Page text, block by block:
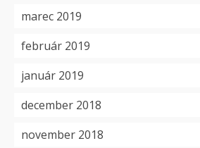
marec 2019
február 2019
január 2019
december 2018
november 2018